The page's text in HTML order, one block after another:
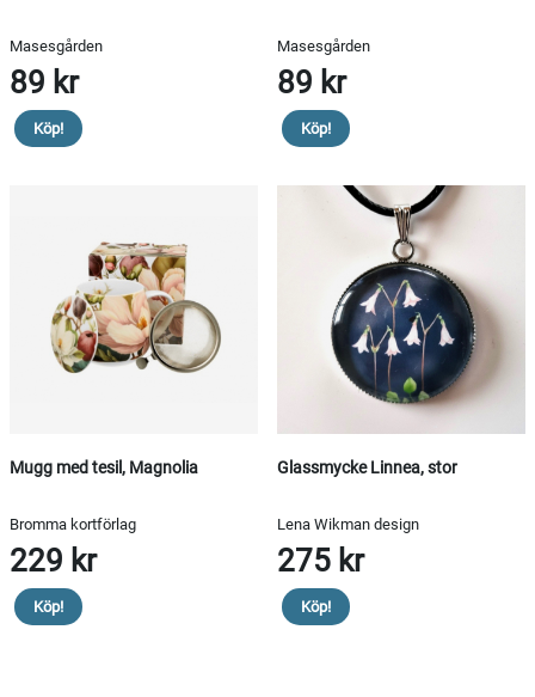
Masesgården
89 kr
Köp!
Masesgården
89 kr
Köp!
Mugg med tesil, Magnolia
Bromma kortförlag
229 kr
Köp!
Glassmycke Linnea, stor
Lena Wikman design
275 kr
Köp!